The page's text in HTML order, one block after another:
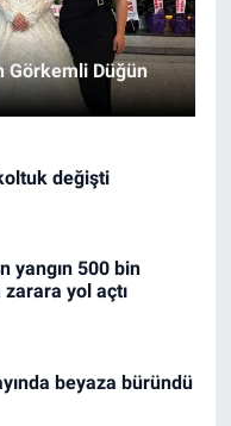
Görkemli Düğün
değişti
yangın 500 bin
yol açtı
beyaza büründü